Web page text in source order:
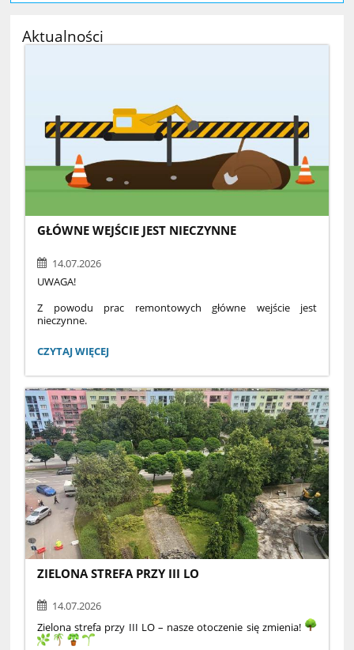
Aktualności
GŁÓWNE WEJŚCIE JEST NIECZYNNE
14.07.2026
UWAGA!
Z powodu prac remontowych główne wejście jest
nieczynne.
Wejście do budynku III LO odbywa się z drugiej strony
budynku
(od wewnętrznego parkingu Szkoły Muzycznej)
Przepraszamy za utrudnienia
GŁÓWNE
JEST
NIECZYNNE:
CZYTAJ WIĘCEJ
ZIELONA STREFA PRZY III LO
14.07.2026
Zielona strefa przy III LO – nasze otoczenie się zmienia!